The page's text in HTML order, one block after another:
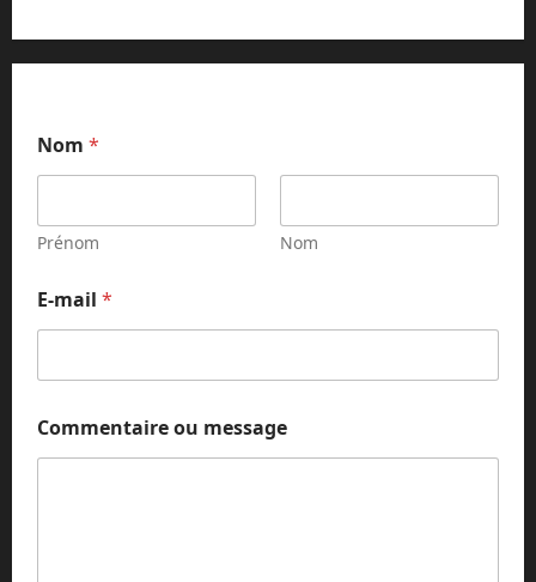
Nom *
Prénom Nom
N
o
*
E-mail *
Commentaire ou message